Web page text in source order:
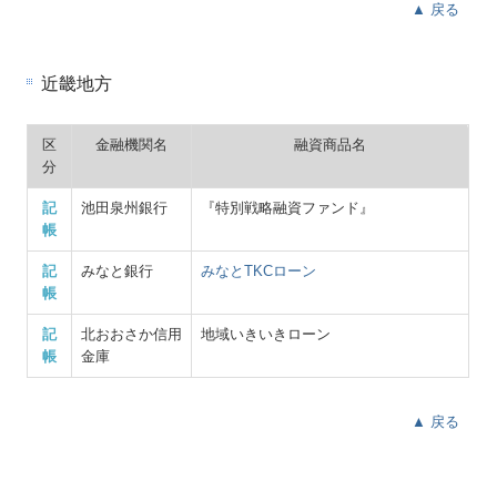
▲ 戻る
近畿地方
区
分
金融機関名 融資商品名
記
帳
池田泉州銀行 『特別戦略融資ファンド』
記
帳
みなと銀行 みなとTKCローン
記
帳
北おおさか信用
金庫
地域いきいきローン
▲ 戻る